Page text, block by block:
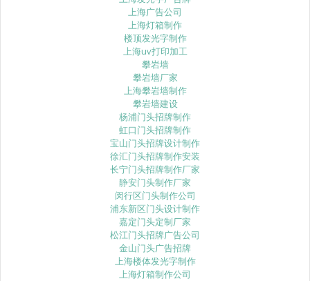
上海广告公司
上海灯箱制作
楼顶发光字制作
上海uv打印加工
攀岩墙
攀岩墙厂家
上海攀岩墙制作
攀岩墙建设
杨浦门头招牌制作
虹口门头招牌制作
宝山门头招牌设计制作
徐汇门头招牌制作安装
长宁门头招牌制作厂家
静安门头制作厂家
闵行区门头制作公司
浦东新区门头设计制作
嘉定门头定制厂家
松江门头招牌广告公司
金山门头广告招牌
上海楼体发光字制作
上海灯箱制作公司